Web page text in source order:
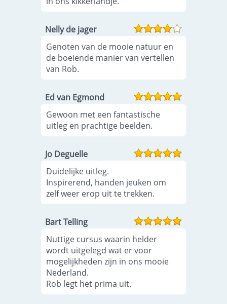
Nelly de jager
Genoten van de mooie natuur en
de boeiende manier van vertellen
van Rob.
Ed van Egmond
Gewoon met een fantastische
uitleg en prachtige beelden.
Jo Deguelle
Duidelijke uitleg.
Inspirerend, handen jeuken om
zelf weer erop uit te trekken.
Bart Telling
Nuttige cursus waarin helder
wordt uitgelegd wat er voor
mogelijkheden zijn in ons mooie
Nederland.
Rob legt het prima uit.